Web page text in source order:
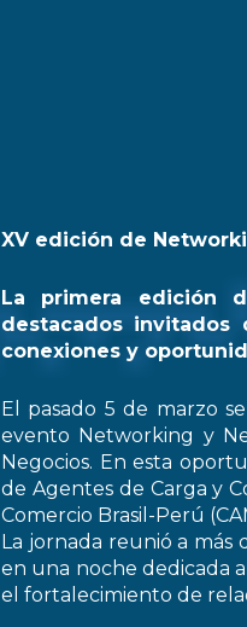
XV edición de
La primera edición
destacados
conexiones y
El pasado 5 de marzo
evento Networking y
Negocios. En esta
de Agentes de Carga y
Comercio Brasil-Perú
La jornada reunió a más
en una noche dedicada
el fortalecimiento de